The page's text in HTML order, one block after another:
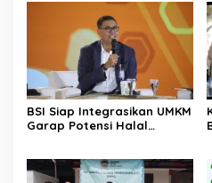
BSI Siap Integrasikan UMKM
Garap Potensi Halal